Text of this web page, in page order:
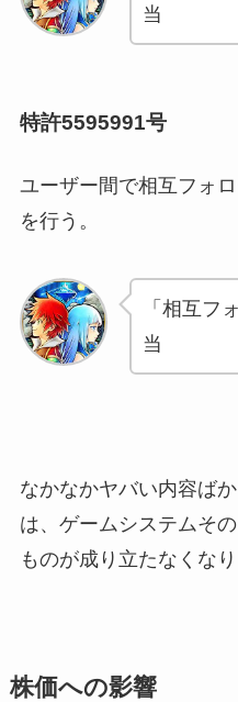
当
特許5595991号
ユーザー間で相互フォ
を行う。
「相互フ
当
なかなかヤバい内容ば
は、ゲームシステムそ
ものが成り立たなくなり
株価への影響